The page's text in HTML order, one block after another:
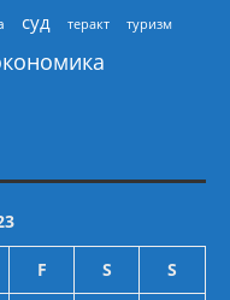
суд теракт туризм
F S S